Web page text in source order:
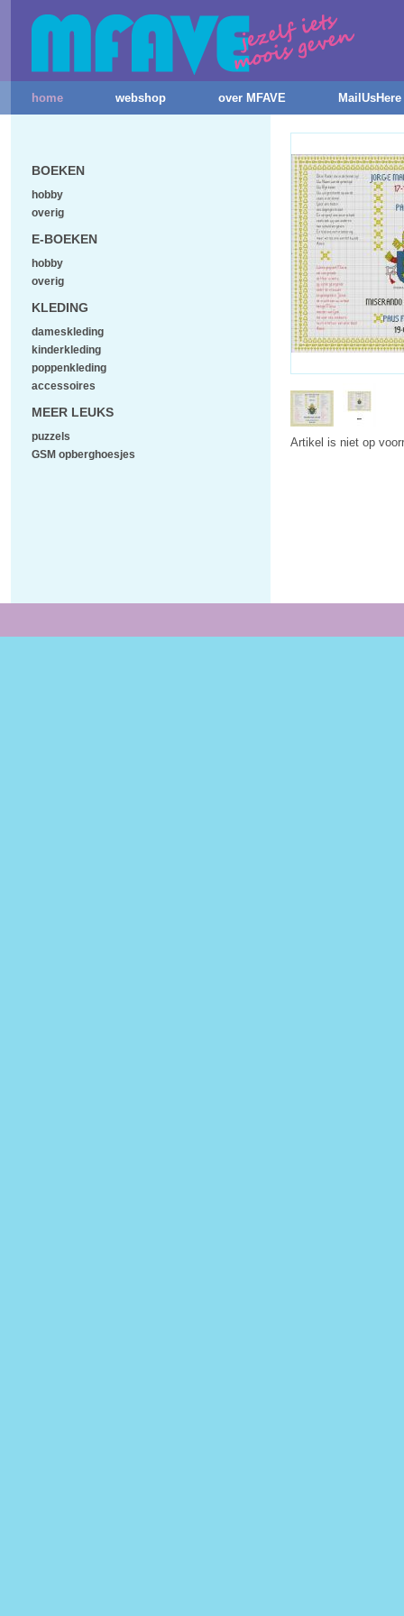
home webshop over MFAVE MailUsHere
Artikel is niet op
BOEKEN
hobby
overig
E-BOEKEN
hobby
overig
KLEDING
dameskleding
kinderkleding
poppenkleding
accessoires
MEER LEUKS
puzzels
GSM opberghoesjes